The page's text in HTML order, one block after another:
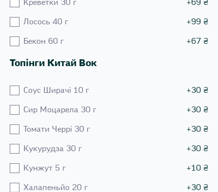
Креветки 30 г +69 ₴
Лосось 40 г +99 ₴
Бекон 60 г +67 ₴
Топінги Китай Вок
Соус Ширачі 10 г +30 ₴
Сир Моцарела 30 г +30 ₴
Томати Черрі 30 г +30 ₴
Кукурудза 30 г +30 ₴
Кунжут 5 г +10 ₴
Халапеньйо 20 г +30 ₴